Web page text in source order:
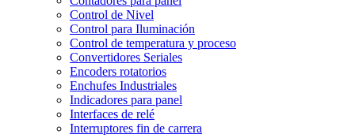
Control de Nivel
Control para Iluminación
Control de temperatura y proceso
Convertidores Seriales
Encoders rotatorios
Enchufes Industriales
Indicadores para panel
Interfaces de relé
Interruptores fin de carrera